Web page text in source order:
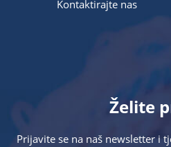
Kontaktirajte nas
Želite
Prijavite se na naš newsletter i